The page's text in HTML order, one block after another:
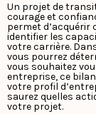
Un projet de
courage et
permet d’acquérir
identifier les
votre carrière.
vous pourrez
vous souhaitez
entreprise, ce
votre profil
saurez quelles
votre projet.